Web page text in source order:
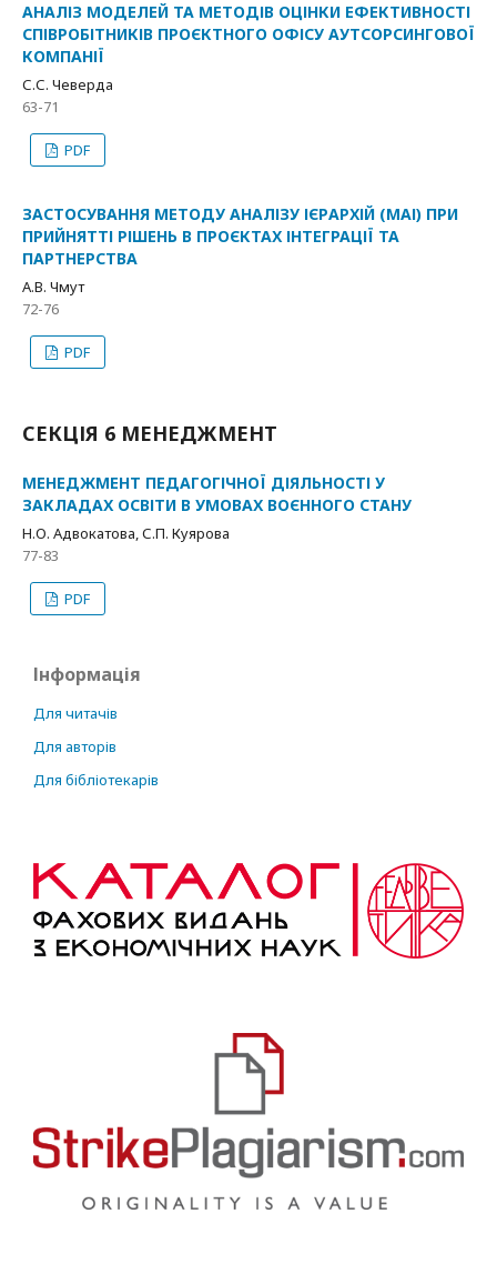
АНАЛІЗ МОДЕЛЕЙ ТА МЕТОДІВ ОЦІНКИ ЕФЕКТИВНОСТІ
СПІВРОБІТНИКІВ ПРОЄКТНОГО ОФІСУ АУТСОРСИНГОВОЇ
КОМПАНІЇ
С.С. Чеверда
63-71
PDF
ЗАСТОСУВАННЯ МЕТОДУ АНАЛІЗУ ІЄРAРХІЙ (МАІ) ПРИ
ПРИЙНЯТТІ РІШЕНЬ В ПРОЄКТАХ ІНТЕГРАЦІЇ ТА
ПАРТНЕРСТВА
А.В. Чмут
72-76
PDF
СЕКЦІЯ 6 МЕНЕДЖМЕНТ
МЕНЕДЖМЕНТ ПЕДАГОГІЧНОЇ ДІЯЛЬНОСТІ У
ЗАКЛАДАХ ОСВІТИ В УМОВАХ ВОЄННОГО СТАНУ
Н.О. Адвокатова, С.П. Куярова
77-83
PDF
Інформація
Для читачів
Для авторів
Для бібліотекарів